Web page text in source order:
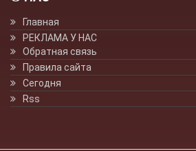
Главная
РЕКЛАМА У НАС
Обратная связь
Правила сайта
Сегодня
Rss